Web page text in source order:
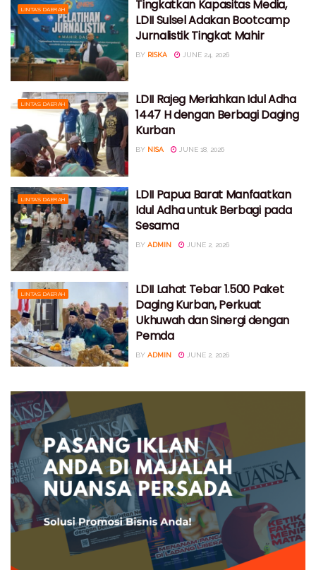
LINTAS DAERAH
Tingkatkan Kapasitas Media,
LDII Sulsel Adakan Bootcamp
Jurnalistik Tingkat Mahir
BY RISKA JUNE 24, 2026
LINTAS DAERAH
LDII Rajeg Meriahkan Idul Adha
1447 H dengan Berbagi Daging
Kurban
BY NISA JUNE 18, 2026
LINTAS DAERAH
LDII Papua Barat Manfaatkan
Idul Adha untuk Berbagi pada
Sesama
BY ADMIN JUNE 2, 2026
LINTAS DAERAH
LDII Lahat Tebar 1.500 Paket
Daging Kurban, Perkuat
Ukhuwah dan Sinergi dengan
Pemda
BY ADMIN JUNE 2, 2026